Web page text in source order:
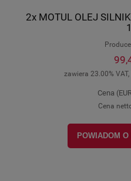
2x MOTUL OLEJ
zawiera 23.00%
Cena
Cena
POWIADOM O